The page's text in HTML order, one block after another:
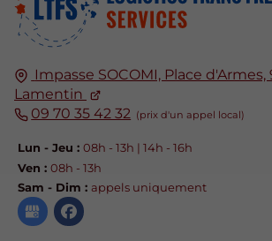
Impasse SOCOMI, Place d'Armes,
Lamentin
09 70 35 42 32
Lun - Jeu :08h - 13h | 14h - 16h
Ven :08h - 13h
Sam - Dim : appels uniquement